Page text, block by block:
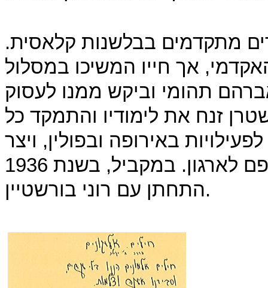
מתקדמים בבלשנות קלאסית.
אך חייו המשיכו במסלול
תהומי וביקש ממנו לעסוק
זנח את לימודיו והתמקד כל
באירופה ובפולין, ויצר
קשרים עם יהודים שם על מנת לצרפם לארגון. במקביל, בשנת 1936
התחתן עם רוני בורשטיין.